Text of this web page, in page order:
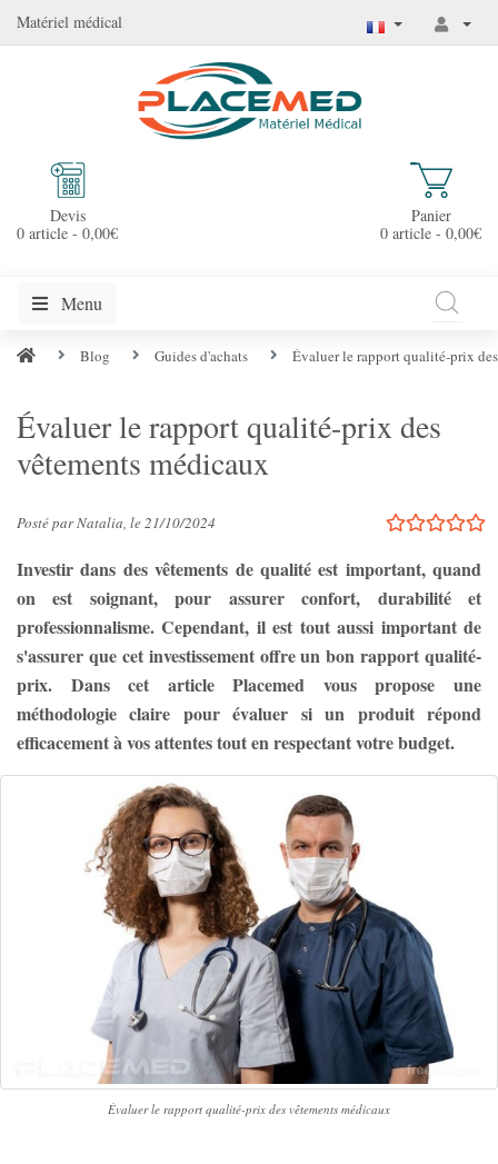
Matériel médical
Devis
0 article - 0,00€
Panier
0 article - 0,00€
Menu
Blog Guides d'achats Évaluer le rapport qualité-prix
Évaluer le rapport qualité-prix des
vêtements médicaux
Posté par Natalia, le 21/10/2024
Investir dans des vêtements de qualité est important, quand
on est soignant, pour assurer confort, durabilité et
professionnalisme. Cependant, il est tout aussi important de
s'assurer que cet investissement offre un bon rapport qualité-
prix. Dans cet article Placemed vous propose une
méthodologie claire pour évaluer si un produit répond
efficacement à vos attentes tout en respectant votre budget.
Évaluer le rapport qualité-prix des vêtements médicaux